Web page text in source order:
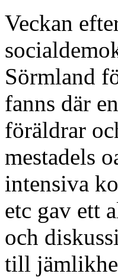
Veckan
Sörmland
fanns där
föräldrar
mestadels
intensiva
etc gav ett
och
till